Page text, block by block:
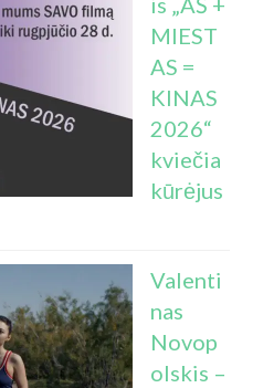
MIEST
AS =
KINAS
2026“
kviečia
kūrėjus
Valenti
nas
Novop
olskis –